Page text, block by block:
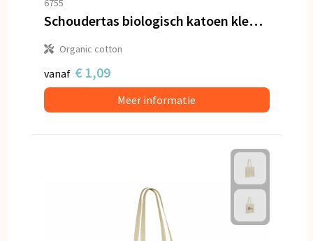
6755
Schoudertas biologisch katoen kleur lang 140g/m² 38x42 cm
Organic cotton
vanaf € 1,09
Meer informatie